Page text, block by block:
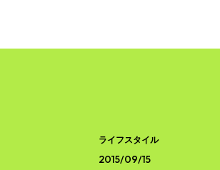
ライフスタイル
2015/09/15